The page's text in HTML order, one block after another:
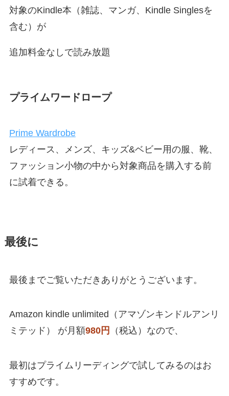
対象のKindle本（雑誌、マンガ、Kindle Singlesを
含む）が
追加料金なしで読み放題
プライムワードロープ
Prime Wardrobe
レディース、メンズ、キッズ&ベビー用の服、靴、
ファッション小物の中から対象商品を購入する前
に試着できる。
最後に
最後までご覧いただきありがとうございます。
Amazon kindle unlimited（アマゾンキンドルアンリ
ミテッド） が月額980円 （税込）なので、
最初はプライムリーディングで試してみるのはお
すすめです。